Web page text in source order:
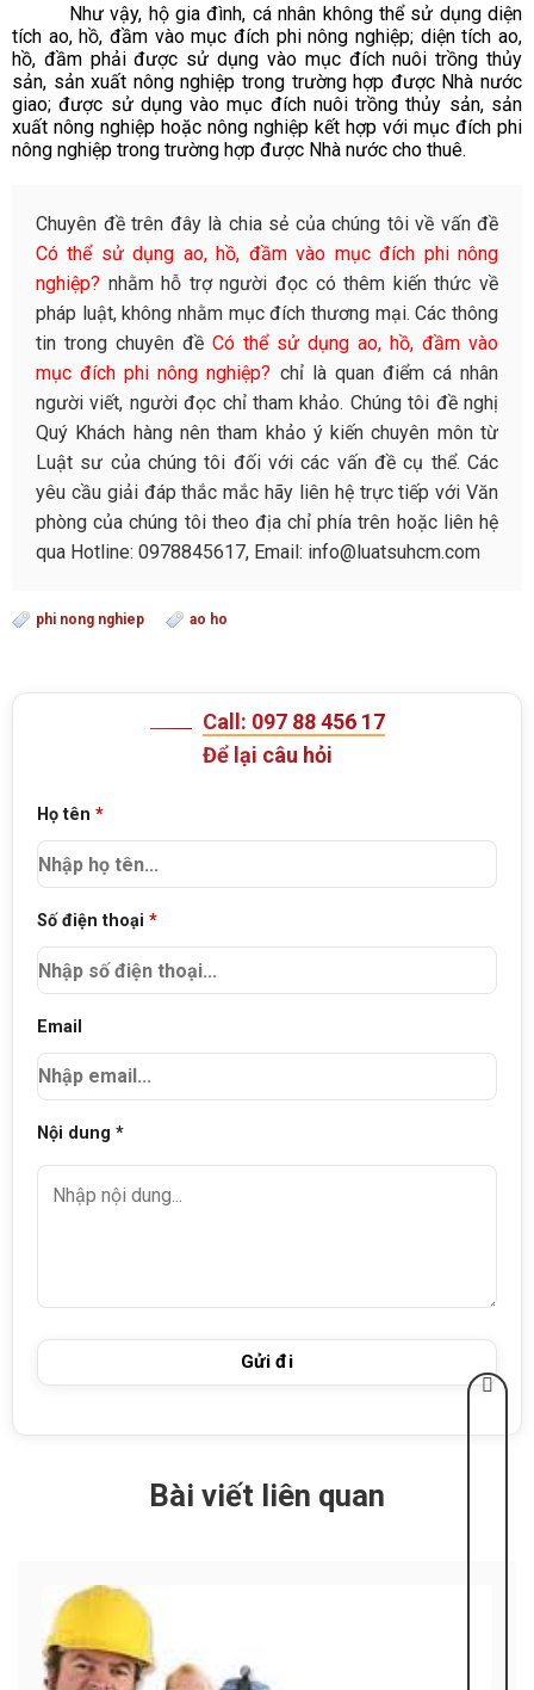
Như vậy, hộ gia đình, cá nhân không thể sử dụng diện
tích ao, hồ, đầm vào mục đích phi nông nghiệp; diện tích ao,
hồ, đầm phải được sử dụng vào mục đích nuôi trồng thủy
sản, sản xuất nông nghiệp trong trường hợp được Nhà nước
giao; được sử dụng vào mục đích nuôi trồng thủy sản, sản
xuất nông nghiệp hoặc nông nghiệp kết hợp với mục đích phi
nông nghiệp trong trường hợp được Nhà nước cho thuê.
Chuyên đề trên đây là chia sẻ của chúng tôi về vấn đề
Có thể sử dụng ao, hồ, đầm vào mục đích phi nông
nghiệp? nhằm hỗ trợ người đọc có thêm kiến thức về
pháp luật, không nhằm mục đích thương mại. Các thông
tin trong chuyên đề Có thể sử dụng ao, hồ, đầm vào
mục đích phi nông nghiệp? chỉ là quan điểm cá nhân
người viết, người đọc chỉ tham khảo. Chúng tôi đề nghị
Quý Khách hàng nên tham khảo ý kiến chuyên môn từ
Luật sư của chúng tôi đối với các vấn đề cụ thể. Các
yêu cầu giải đáp thắc mắc hãy liên hệ trực tiếp với Văn
phòng của chúng tôi theo địa chỉ phía trên hoặc liên hệ
qua Hotline: 0978845617, Email: info@luatsuhcm.com
phi nong nghiep ao ho
Call: 097 88 456 17
Để lại câu hỏi
Họ tên *
Số điện thoại *
Email
Nội dung *
Bài viết liên quan